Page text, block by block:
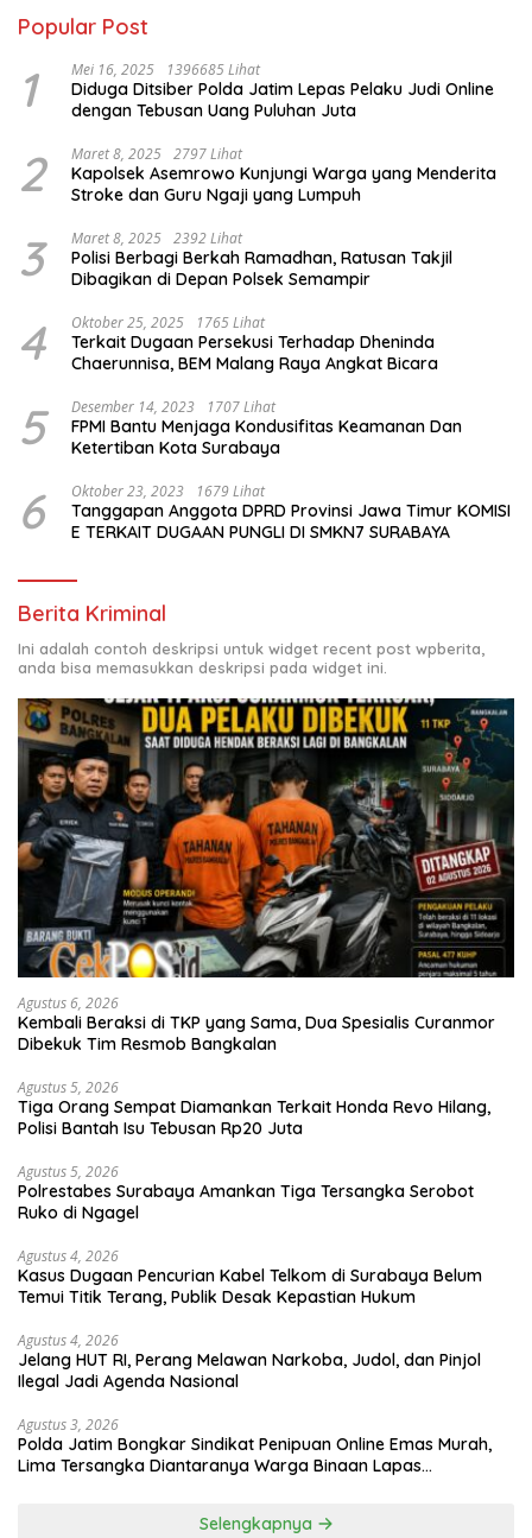
Popular Post
1 Mei 16, 2025 1396685 Lihat
Diduga Ditsiber Polda Jatim Lepas Pelaku Judi Online
dengan Tebusan Uang Puluhan Juta
2 Maret 8, 2025 2797 Lihat
Kapolsek Asemrowo Kunjungi Warga yang Menderita
Stroke dan Guru Ngaji yang Lumpuh
3 Maret 8, 2025 2392 Lihat
Polisi Berbagi Berkah Ramadhan, Ratusan Takjil
Dibagikan di Depan Polsek Semampir
4 Oktober 25, 2025 1765 Lihat
Terkait Dugaan Persekusi Terhadap Dheninda
Chaerunnisa, BEM Malang Raya Angkat Bicara
5 Desember 14, 2023 1707 Lihat
FPMI Bantu Menjaga Kondusifitas Keamanan Dan
Ketertiban Kota Surabaya
6 Oktober 23, 2023 1679 Lihat
Tanggapan Anggota DPRD Provinsi Jawa Timur KOMISI
E TERKAIT DUGAAN PUNGLI DI SMKN7 SURABAYA
Berita Kriminal
Ini adalah contoh deskripsi untuk widget recent post wpberita,
anda bisa memasukkan deskripsi pada widget ini.
Agustus 6, 2026
Kembali Beraksi di TKP yang Sama, Dua Spesialis Curanmor
Dibekuk Tim Resmob Bangkalan
Agustus 5, 2026
Tiga Orang Sempat Diamankan Terkait Honda Revo Hilang,
Polisi Bantah Isu Tebusan Rp20 Juta
Agustus 5, 2026
Polrestabes Surabaya Amankan Tiga Tersangka Serobot
Ruko di Ngagel
Agustus 4, 2026
Kasus Dugaan Pencurian Kabel Telkom di Surabaya Belum
Temui Titik Terang, Publik Desak Kepastian Hukum
Agustus 4, 2026
Jelang HUT RI, Perang Melawan Narkoba, Judol, dan Pinjol
Ilegal Jadi Agenda Nasional
Agustus 3, 2026
Polda Jatim Bongkar Sindikat Penipuan Online Emas Murah,
Lima Tersangka Diantaranya Warga Binaan Lapas
Selengkapnya